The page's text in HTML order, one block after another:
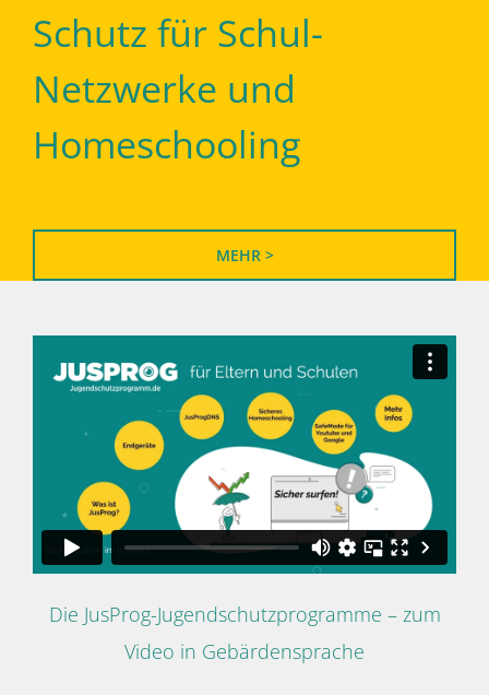
Schutz für Schul-
Netzwerke und
Homeschooling
MEHR >
Die JusProg-Jugendschutzprogramme – zum
Video in Gebärdensprache